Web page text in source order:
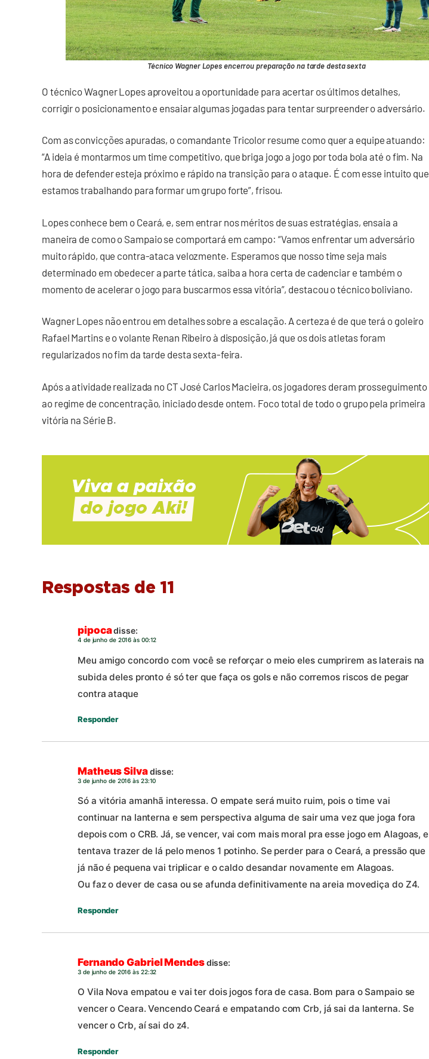
Técnico Wagner Lopes encerrou preparação na tarde desta sexta
O técnico Wagner Lopes aproveitou a oportunidade para acertar os últimos detalhes,
corrigir o posicionamento e ensaiar algumas jogadas para tentar surpreender o adversário.
Com as convicções apuradas, o comandante Tricolor resume como quer a equipe atuando:
“A ideia é montarmos um time competitivo, que briga jogo a jogo por toda bola até o fim. Na
hora de defender esteja próximo e rápido na transição para o ataque. É com esse intuito que
estamos trabalhando para formar um grupo forte”, frisou.
Lopes conhece bem o Ceará, e, sem entrar nos méritos de suas estratégias, ensaia a
maneira de como o Sampaio se comportará em campo: “Vamos enfrentar um adversário
muito rápido, que contra-ataca velozmente. Esperamos que nosso time seja mais
determinado em obedecer a parte tática, saiba a hora certa de cadenciar e também o
momento de acelerar o jogo para buscarmos essa vitória”, destacou o técnico boliviano.
Wagner Lopes não entrou em detalhes sobre a escalação. A certeza é de que terá o goleiro
Rafael Martins e o volante Renan Ribeiro à disposição, já que os dois atletas foram
regularizados no fim da tarde desta sexta-feira.
Após a atividade realizada no CT José Carlos Macieira, os jogadores deram prosseguimento
ao regime de concentração, iniciado desde ontem. Foco total de todo o grupo pela primeira
vitória na Série B.
Respostas de 11
pipocadisse:
4 de junho de 2016 às 00:12
Meu amigo concordo com você se reforçar o meio eles cumprirem as laterais na
subida deles pronto é só ter que faça os gols e não corremos riscos de pegar
contra ataque
Responder
Matheus Silvadisse:
3 de junho de 2016 às 23:10
Só a vitória amanhã interessa. O empate será muito ruim, pois o time vai
continuar na lanterna e sem perspectiva alguma de sair uma vez que joga fora
depois com o CRB. Já, se vencer, vai com mais moral pra esse jogo em Alagoas, e
tentava trazer de lá pelo menos 1 potinho. Se perder para o Ceará, a pressão que
já não é pequena vai triplicar e o caldo desandar novamente em Alagoas.
Ou faz o dever de casa ou se afunda definitivamente na areia movediça do Z4.
Responder
Fernando Gabriel Mendesdisse:
3 de junho de 2016 às 22:32
O Vila Nova empatou e vai ter dois jogos fora de casa. Bom para o Sampaio se
vencer o Ceara. Vencendo Ceará e empatando com Crb, já sai da lanterna. Se
vencer o Crb, aí sai do z4.
Responder